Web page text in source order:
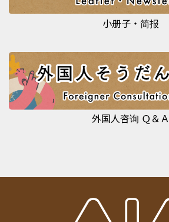
小册子・简报
外国人咨询 Ｑ＆Ａ